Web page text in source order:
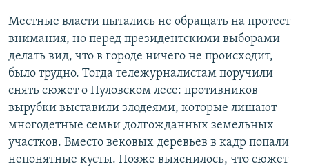
Местные власти пытались не обращать на протест
внимания, но перед президентскими выборами
делать вид, что в городе ничего не происходит,
было трудно. Тогда тележурналистам поручили
снять сюжет о Пуловском лесе: противников
вырубки выставили злодеями, которые лишают
многодетные семьи долгожданных земельных
участков. Вместо вековых деревьев в кадр попали
непонятные кусты. Позже выяснилось, что сюжет